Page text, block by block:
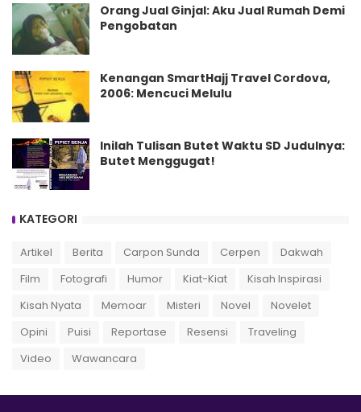
Orang Jual Ginjal: Aku Jual Rumah Demi
Pengobatan
Kenangan SmartHajj Travel Cordova,
2006: Mencuci Melulu
Inilah Tulisan Butet Waktu SD Judulnya:
Butet Menggugat!
KATEGORI
Artikel Berita Carpon Sunda Cerpen
Dakwah
Film
Fotografi Humor Kiat-Kiat
Kisah Inspirasi
Kisah Nyata
Memoar Misteri Novel
Novelet
Opini
Puisi Reportase Resensi
Traveling
Video
Wawancara